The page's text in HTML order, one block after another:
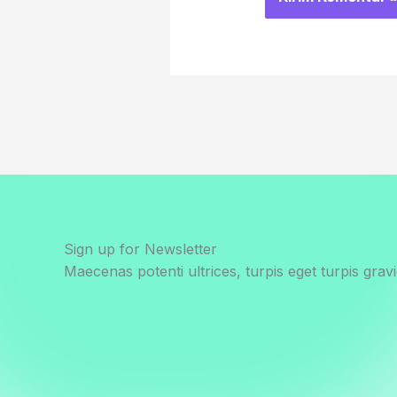
Sign up for Newsletter
Maecenas potenti ultrices, turpis eget turpis